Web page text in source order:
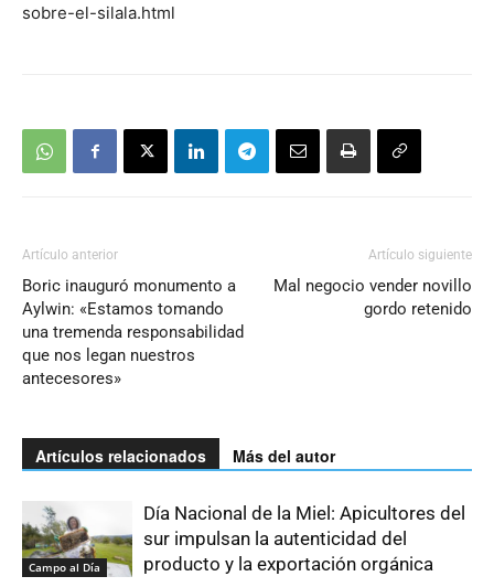
sobre-el-silala.html
Artículo anterior
Boric inauguró monumento a
Aylwin: «Estamos tomando
una tremenda responsabilidad
que nos legan nuestros
antecesores»
Artículo siguiente
Mal negocio vender novillo
gordo retenido
Artículos relacionados Más del autor
Campo al Día
Día Nacional de la Miel: Apicultores del
sur impulsan la autenticidad del
producto y la exportación orgánica